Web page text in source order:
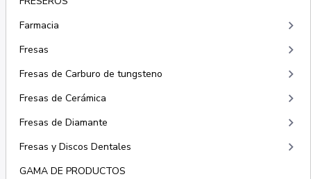
Farmacia
keyboard_arrow_right
Fresas keyboard_arrow_right
Fresas de Carburo de tungsteno keyboard_arrow_right
Fresas de Cerámica keyboard_arrow_right
Fresas de Diamante keyboard_arrow_right
Fresas y Discos Dentales keyboard_arrow_right
GAMA DE PRODUCTOS